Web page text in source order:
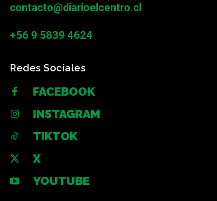
contacto@diarioelcentro.cl
+56 9 5839 4624
Redes Sociales
FACEBOOK
INSTAGRAM
TIKTOK
X
YOUTUBE